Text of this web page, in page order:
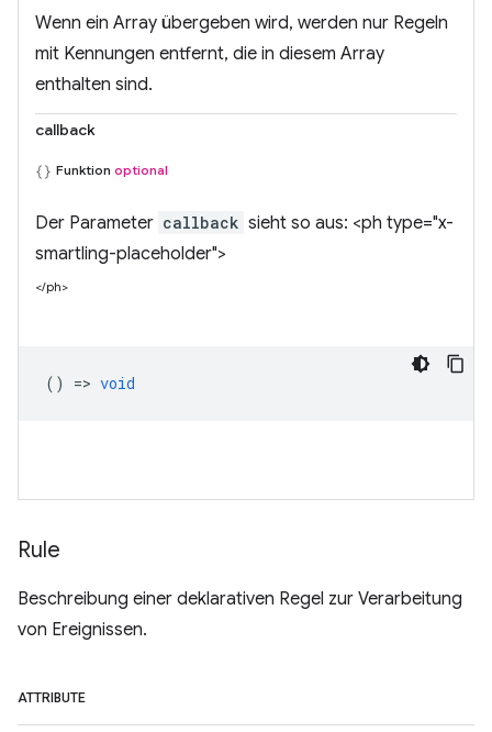
Wenn ein Array übergeben wird, werden nur Regeln
mit Kennungen entfernt, die in diesem Array
enthalten sind.
callback
Funktion optional
Der Parameter callback sieht so aus: <ph type="x-
smartling-placeholder">
</ph>
() => void
Rule
Beschreibung einer deklarativen Regel zur Verarbeitung
von Ereignissen.
ATTRIBUTE